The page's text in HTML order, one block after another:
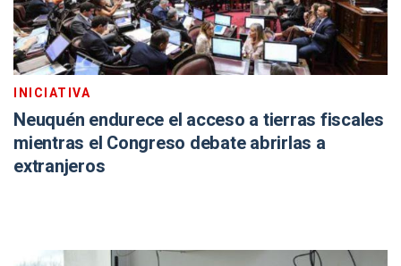
INICIATIVA
Neuquén endurece el acceso a tierras fiscales
mientras el Congreso debate abrirlas a
extranjeros